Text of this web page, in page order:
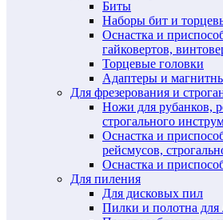
Биты
Наборы бит и
Оснастка и
гайковертов,
Торцевые головки
Адаптеры и
Для фрезерования и
Ножи для рубанков,
строгального
Оснастка и
рейсмусов,
Оснастка и
Для пиления
Для дисковых пил
Пилки и полотна для